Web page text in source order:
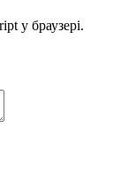
у браузері.